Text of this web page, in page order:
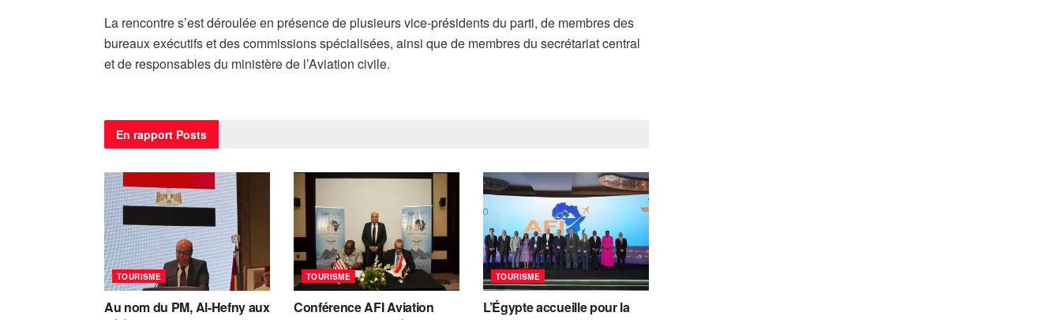
La rencontre s’est déroulée en présence de plusieurs vice-présidents du parti, de membres des
bureaux exécutifs et des commissions spécialisées, ainsi que de membres du secrétariat central
et de responsables du ministère de l’Aviation civile.
En rapport Posts
TOURISME
Au nom du PM, Al-Hefny aux
TOURISME
Conférence AFI Aviation
TOURISME
L’Égypte accueille pour la